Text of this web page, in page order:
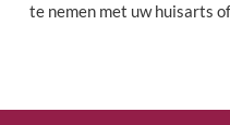
te nemen met uw huisarts